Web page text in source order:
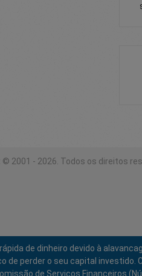
© 2001 - 2026. Todos os direitos
de dinheiro devido à
de perder o seu capital investido.
de Serviços Financeiros